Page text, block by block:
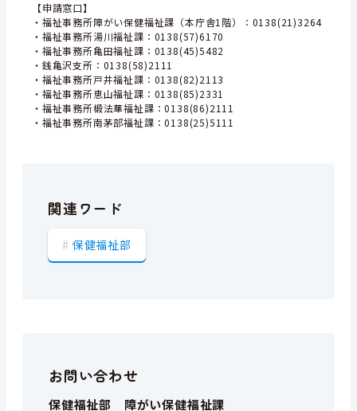
【申請窓口】
・福祉事務所障がい保健福祉課（本庁舎1階）：0138(21)3264
・福祉事務所湯川福祉課：0138(57)6170
・福祉事務所亀田福祉課：0138(45)5482
・銭亀沢支所：0138(58)2111
・福祉事務所戸井福祉課：0138(82)2113
・福祉事務所恵山福祉課：0138(85)2331
・福祉事務所椴法華福祉課：0138(86)2111
・福祉事務所南茅部福祉課：0138(25)5111
関連ワード
保健福祉部
お問い合わせ
保健福祉部 障がい保健福祉課